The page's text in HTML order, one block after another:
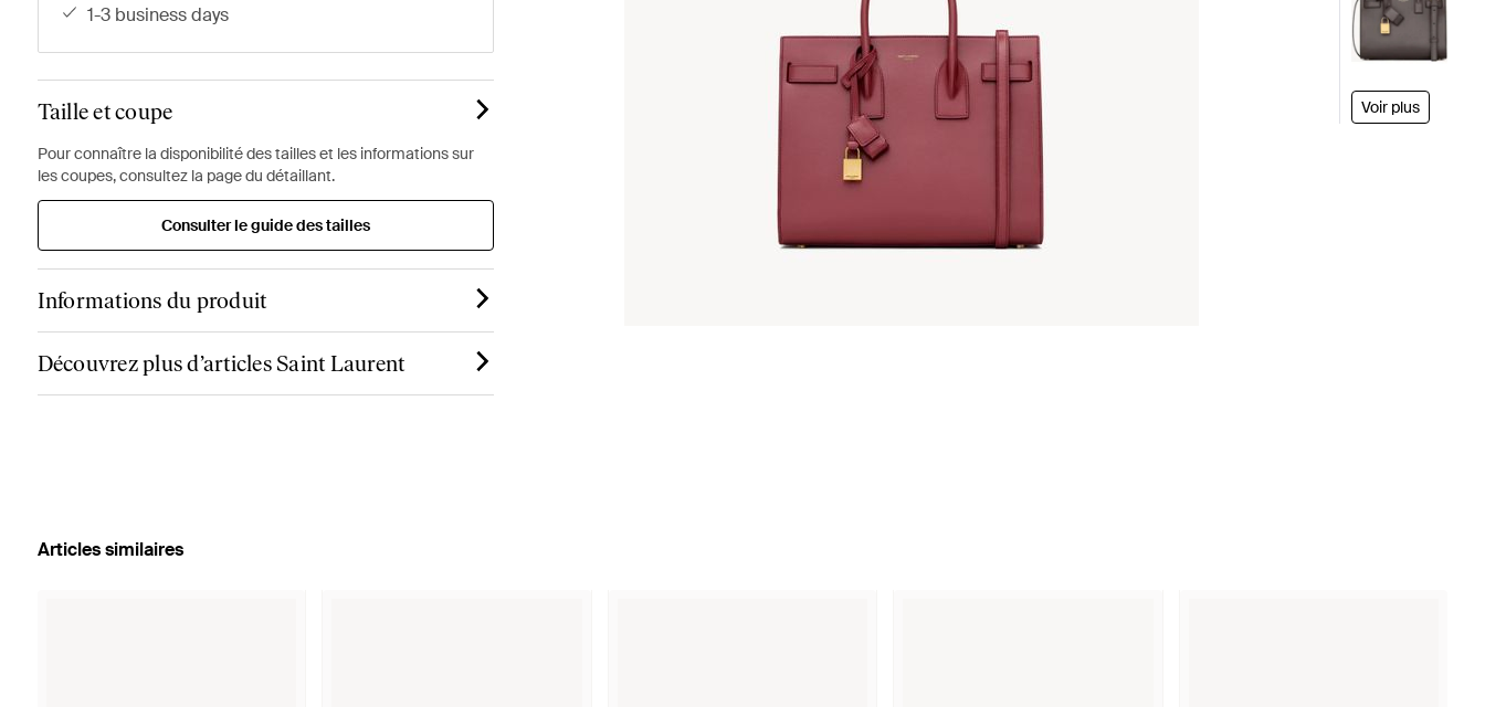
1-3 business days
Taille et coupe
Pour connaître la disponibilité des tailles et les informations sur
les coupes, consultez la page du détaillant.
Consulter le guide des tailles
Informations du produit
Découvrez plus d’articles Saint Laurent
Voir plus
Articles similaires